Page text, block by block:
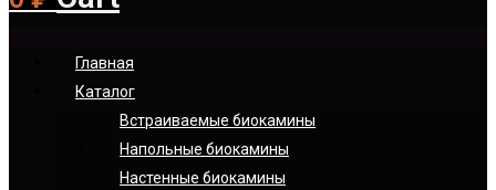
Главная
Каталог
Встраиваемые биокамины
Напольные биокамины
Настенные биокамины